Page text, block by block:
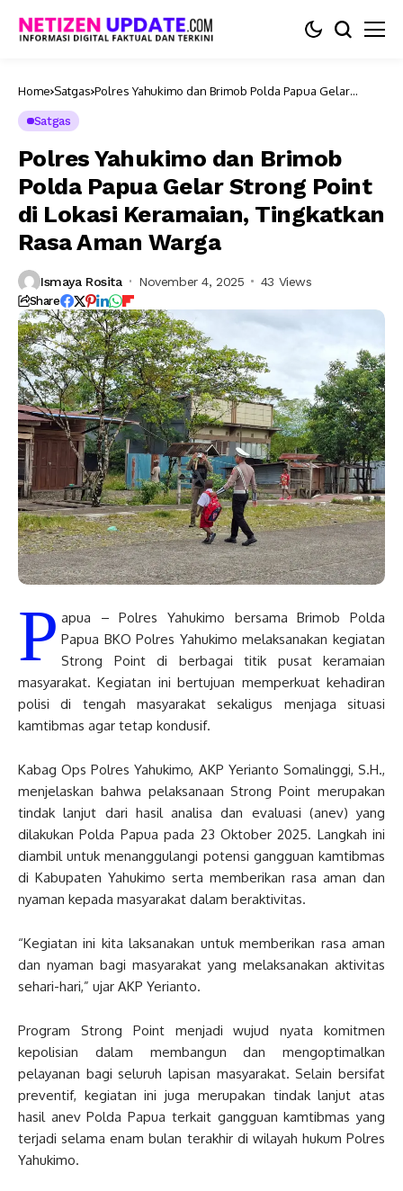
Home Satgas Polres Yahukimo dan Brimob Polda Papua Gelar
Satgas
Polres Yahukimo dan Brimob
Polda Papua Gelar Strong Point
di Lokasi Keramaian, Tingkatkan
Rasa Aman Warga
Ismaya Rosita November 4, 2025 43 Views
Share
P apua – Polres Yahukimo bersama Brimob Polda
Papua BKO Polres Yahukimo melaksanakan kegiatan
Strong Point di berbagai titik pusat keramaian
masyarakat. Kegiatan ini bertujuan memperkuat kehadiran
polisi di tengah masyarakat sekaligus menjaga situasi
kamtibmas agar tetap kondusif.
Kabag Ops Polres Yahukimo, AKP Yerianto Somalinggi, S.H.,
menjelaskan bahwa pelaksanaan Strong Point merupakan
tindak lanjut dari hasil analisa dan evaluasi (anev) yang
dilakukan Polda Papua pada 23 Oktober 2025. Langkah ini
diambil untuk menanggulangi potensi gangguan kamtibmas
di Kabupaten Yahukimo serta memberikan rasa aman dan
nyaman kepada masyarakat dalam beraktivitas.
“Kegiatan ini kita laksanakan untuk memberikan rasa aman
dan nyaman bagi masyarakat yang melaksanakan aktivitas
sehari-hari,” ujar AKP Yerianto.
Program Strong Point menjadi wujud nyata komitmen
kepolisian dalam membangun dan mengoptimalkan
pelayanan bagi seluruh lapisan masyarakat. Selain bersifat
preventif, kegiatan ini juga merupakan tindak lanjut atas
hasil anev Polda Papua terkait gangguan kamtibmas yang
terjadi selama enam bulan terakhir di wilayah hukum Polres
Yahukimo.